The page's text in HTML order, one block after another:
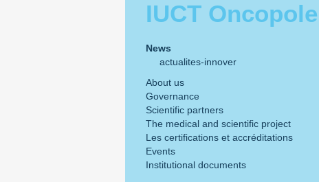
IUCT Oncopole
News
actualites-innover
About us
Governance
Scientific partners
The medical and scientific project
Les certifications et accréditations
Events
Institutional documents